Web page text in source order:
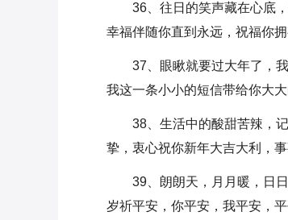
36、往日的笑声藏在心底
幸福伴随你直到永远，祝福你拥
37、眼瞅就要过大年了，
我这一条小小的短信带给你大
38、生活中的酸甜苦辣，
挚，衷心祝你新年大吉大利，
39、朗朗天，月月暖，日
岁祈平安，你平安，我平安，